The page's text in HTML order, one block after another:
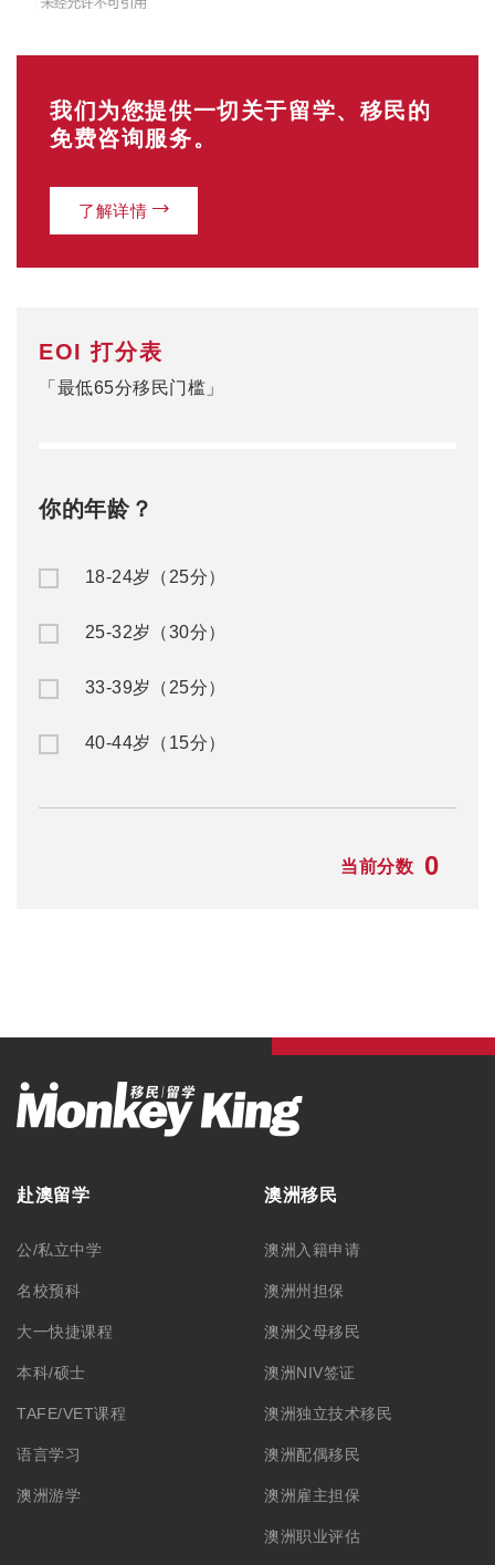
我们为您提供一切关于留学、移民的
免费咨询服务。
了解详情
EOI 打分表
「最低65分移民门槛」
你的年龄？
18-24岁（25分）
25-32岁（30分）
33-39岁（25分）
40-44岁（15分）
当前分数 0
赴澳留学
公/私立中学
名校预科
大一快捷课程
本科/硕士
TAFE/VET课程
语言学习
澳洲游学
澳洲移民
澳洲入籍申请
澳洲州担保
澳洲父母移民
澳洲NIV签证
澳洲独立技术移民
澳洲配偶移民
澳洲雇主担保
澳洲职业评估